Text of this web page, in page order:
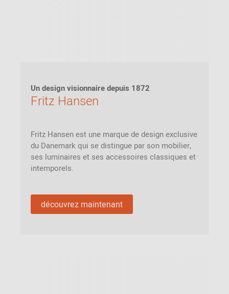
Un design visionnaire depuis 1872
Fritz Hansen
Fritz Hansen est une marque de design exclusive
du Danemark qui se distingue par son mobilier,
ses luminaires et ses accessoires classiques et
intemporels.
découvrez maintenant